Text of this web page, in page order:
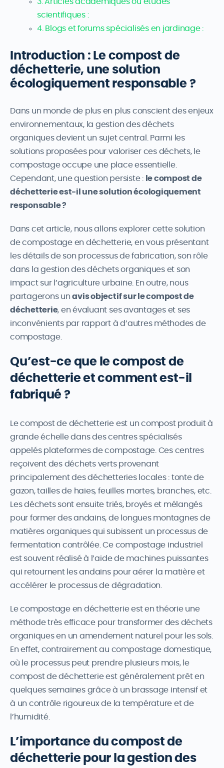
scientifiques :
4. Blogs et forums spécialisés en jardinage :
Introduction : Le compost de
déchetterie, une solution
écologiquement responsable ?
Dans un monde de plus en plus conscient des enjeux
environnementaux, la gestion des déchets
organiques devient un sujet central. Parmi les
solutions proposées pour valoriser ces déchets, le
compostage occupe une place essentielle.
Cependant, une question persiste : le compost de
déchetterie est-il une solution écologiquement
responsable ?
Dans cet article, nous allons explorer cette solution
de compostage en déchetterie, en vous présentant
les détails de son processus de fabrication, son rôle
dans la gestion des déchets organiques et son
impact sur l’agriculture urbaine. En outre, nous
partagerons unavis objectif sur le compost de
déchetterie, en évaluant ses avantages et ses
inconvénients par rapport à d’autres méthodes de
compostage.
Qu’est-ce que le compost de
déchetterie et comment est-il
fabriqué ?
Le compost de déchetterie est un compost produit à
grande échelle dans des centres spécialisés
appelés plateformes de compostage. Ces centres
reçoivent des déchets verts provenant
principalement des déchetteries locales : tonte de
gazon, tailles de haies, feuilles mortes, branches, etc.
Les déchets sont ensuite triés, broyés et mélangés
pour former des andains, de longues montagnes de
matières organiques qui subissent un processus de
fermentation contrôlée. Ce compostage industriel
est souvent réalisé à l’aide de machines puissantes
qui retournent les andains pour aérer la matière et
accélérer le processus de dégradation.
Le compostage en déchetterie est en théorie une
méthode très efficace pour transformer des déchets
organiques en un amendement naturel pour les sols.
En effet, contrairement au compostage domestique,
où le processus peut prendre plusieurs mois, le
compost de déchetterie est généralement prêt en
quelques semaines grâce à un brassage intensif et
à un contrôle rigoureux de la température et de
l’humidité.
L’importance du compost de
déchetterie pour la gestion des